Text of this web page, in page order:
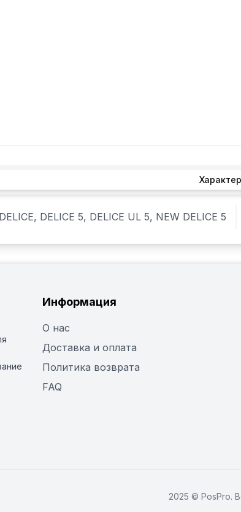
DELICE, DELICE 5, DELICE UL 5, NEW DELICE 5
Информация
О нас
Доставка и оплата
Политика возврата
FAQ
2025 © PosPro.